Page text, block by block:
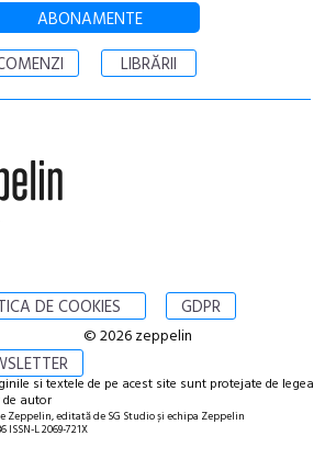
ABONAMENTE
LIBRĂRII
DE COOKIES GDPR
© 2026 zeppelin
si textele de pe acest site sunt protejate de legea
autor
Zeppelin, editată de SG Studio și echipa Zeppelin
ISSN-L 2069-721X